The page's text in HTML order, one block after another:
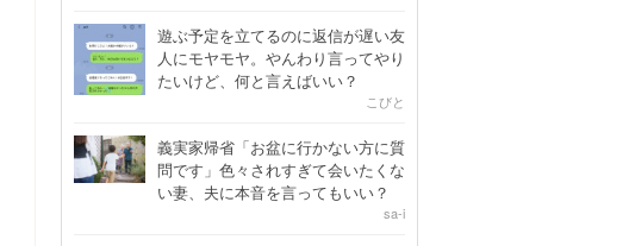
遊ぶ予定を立てるのに返信が遅い友
人にモヤモヤ。やんわり言ってやり
たいけど、何と言えばいい？
こびと
義実家帰省「お盆に行かない方に質
問です」色々されすぎて会いたくな
い妻、夫に本音を言ってもいい？
sa-i